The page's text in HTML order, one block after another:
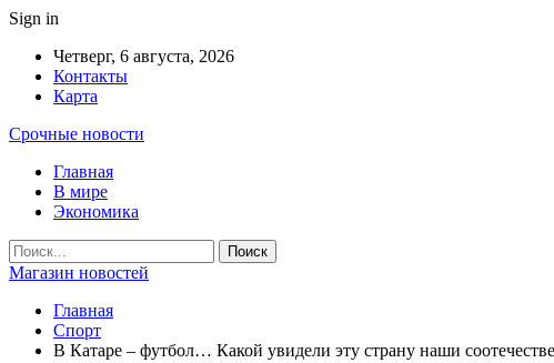
Sign in
Четверг, 6 августа, 2026
Контакты
Карта
Срочные новости
Главная
В мире
Экономика
Магазин новостей
Главная
Спорт
В Катаре – футбол… Какой увидели эту страну наши